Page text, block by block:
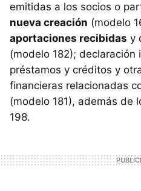
emitidas a los socios o
nueva creación (modelo
aportaciones recibidas y
(modelo 182); declaración
préstamos y créditos y
financieras relacionadas
(modelo 181), además de
198.